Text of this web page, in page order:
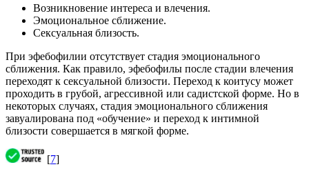
Возникновение интереса и влечения.
Эмоциональное сближение.
Сексуальная близость.
При эфебофилии отсутствует стадия эмоционального
сближения. Как правило, эфебофилы после стадии влечения
переходят к сексуальной близости. Переход к коитусу может
проходить в грубой, агрессивной или садистской форме. Но в
некоторых случаях, стадия эмоционального сближения
завуалирована под «обучение» и переход к интимной
близости совершается в мягкой форме.
[7]